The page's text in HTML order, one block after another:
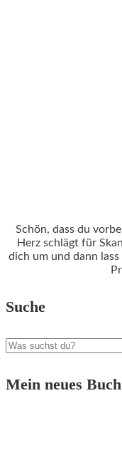
Schön, dass du
Herz schlägt für
dich um und dann
Suche
Mein neues